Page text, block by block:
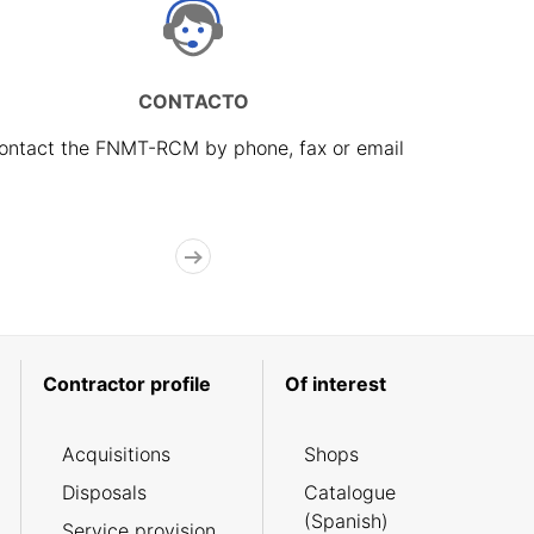
CONTACTO
the FNMT-RCM by phone, fax or email
Contractor profile
Acquisitions
Disposals
Of interest
Shops
Catalogue
(Spanish)